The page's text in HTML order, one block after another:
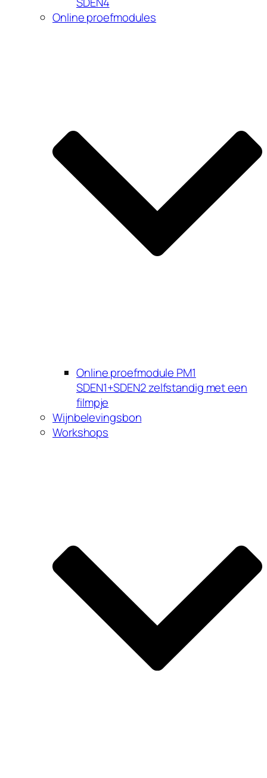
Online proefmodules
Online proefmodule PM1
SDEN1+SDEN2 zelfstandig met een
filmpje
Wijnbelevingsbon
Workshops